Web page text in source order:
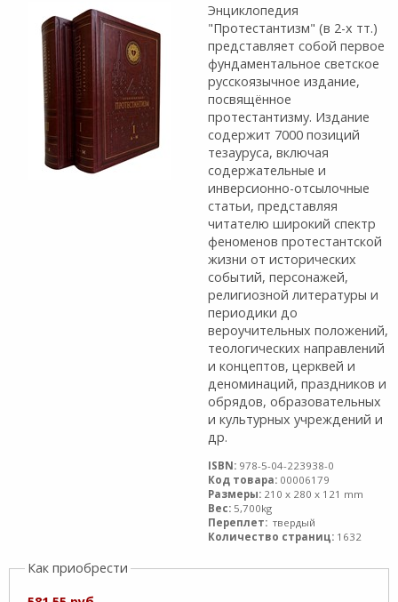
Энциклопедия
"Протестантизм" (в 2-х тт.)
представляет собой первое
фундаментальное светское
русскоязычное издание,
посвящённое
протестантизму. Издание
содержит 7000 позиций
тезауруса, включая
содержательные и
инверсионно-отсылочные
статьи, представляя
читателю широкий спектр
феноменов протестантской
жизни от исторических
событий, персонажей,
религиозной литературы и
периодики до
вероучительных положений,
теологических направлений
и концептов, церквей и
деноминаций, праздников и
обрядов, образовательных
и культурных учреждений и
др.
ISBN: 978-5-04-223938-0
Код товара: 00006179
Размеры: 210 x 280 x 121 mm
Вес: 5,700kg
Переплет: твердый
Количество страниц: 1632
Как приобрести